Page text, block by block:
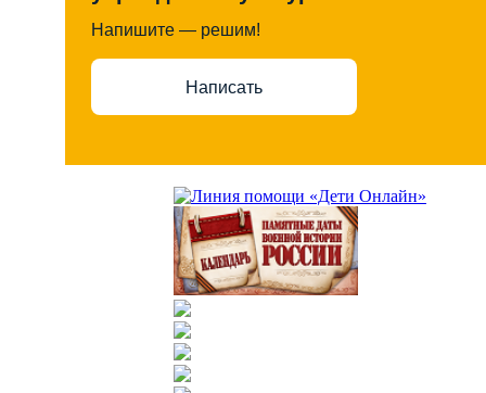
Напишите — решим!
Написать